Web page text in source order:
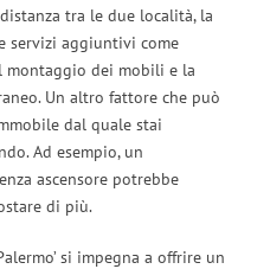
tra le due località, la
servizi aggiuntivi come
montaggio dei mobili e la
Un altro fattore che può
dal quale stai
Ad esempio, un
ascensore potrebbe
di più.
si impegna a offrire un